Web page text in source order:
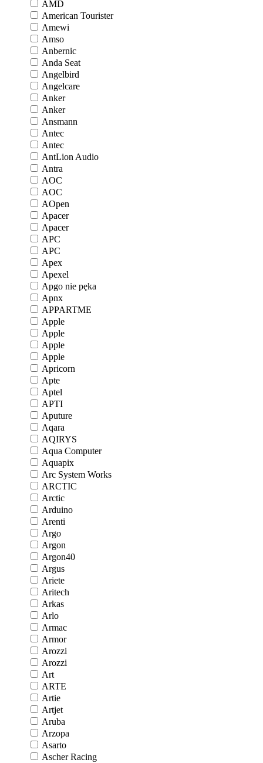
AMD
American Tourister
Amewi
Amso
Anbernic
Anda Seat
Angelbird
Angelcare
Anker
Anker
Ansmann
Antec
Antec
AntLion Audio
Antra
AOC
AOC
AOpen
Apacer
Apacer
APC
APC
Apex
Apexel
Apgo nie pęka
Apnx
APPARTME
Apple
Apple
Apple
Apple
Apricorn
Apte
Aptel
APTI
Aputure
Aqara
AQIRYS
Aqua Computer
Aquapix
Arc System Works
ARCTIC
Arctic
Arduino
Arenti
Argo
Argon
Argon40
Argus
Ariete
Aritech
Arkas
Arlo
Armac
Armor
Arozzi
Arozzi
Art
ARTE
Artie
Artjet
Aruba
Arzopa
Asarto
Ascher Racing